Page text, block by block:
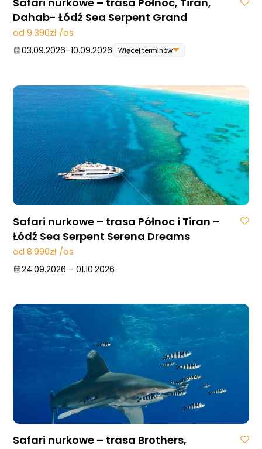
Strona główna !!!
O nas
Wyprawy Nurkowe
Gdzie i kiedy nurkować
Galeria
Dahab- Łódź Sea Serpent Grand
od 9.390zł /os
03.09.2026–10.09.2026 Więcej terminów
19.11.2026
– 26.11.2026
Safari nurkowe – trasa Północ i Tiran –
Łódź Sea Serpent Serena Dreams
od 8.990zł /os
24.09.2026 – 01.10.2026
Safari nurkowe – trasa Brothers,